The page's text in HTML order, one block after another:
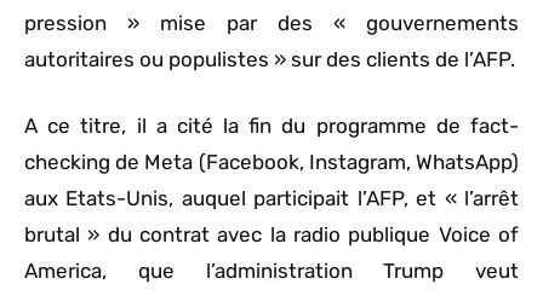
pression » mise par des « gouvernements
autoritaires ou populistes » sur des clients de l’AFP.
A ce titre, il a cité la fin du programme de fact-
checking de Meta (Facebook, Instagram, WhatsApp)
aux Etats-Unis, auquel participait l’AFP, et « l’arrêt
brutal » du contrat avec la radio publique Voice of
America, que l’administration Trump veut